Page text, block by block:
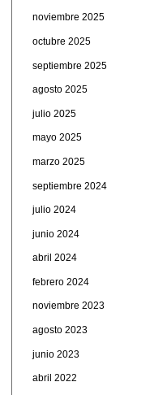
noviembre 2025
octubre 2025
septiembre 2025
agosto 2025
julio 2025
mayo 2025
marzo 2025
septiembre 2024
julio 2024
junio 2024
abril 2024
febrero 2024
noviembre 2023
agosto 2023
junio 2023
abril 2022